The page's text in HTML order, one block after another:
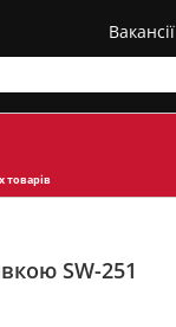
Вакансії
товарів
SW-251